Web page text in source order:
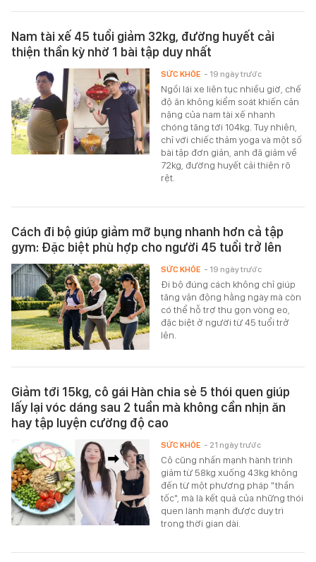
Nam tài xế 45 tuổi giảm 32kg, đường huyết cải
thiện thần kỳ nhờ 1 bài tập duy nhất
Ngồi lái xe liên tục nhiều giờ, chế
độ ăn không kiểm soát khiến cân
nặng của nam tài xế nhanh
chóng tăng tới 104kg. Tuy nhiên,
chỉ với chiếc thảm yoga và một số
bài tập đơn giản, anh đã giảm về
72kg, đường huyết cải thiện rõ
rệt.
SỨC KHỎE - 19 ngày trước
Cách đi bộ giúp giảm mỡ bụng nhanh hơn cả tập
gym: Đặc biệt phù hợp cho người 45 tuổi trở lên
Đi bộ đúng cách không chỉ giúp
tăng vận động hằng ngày mà còn
có thể hỗ trợ thu gọn vòng eo,
đặc biệt ở người từ 45 tuổi trở
lên.
SỨC KHỎE - 19 ngày trước
Giảm tới 15kg, cô gái Hàn chia sẻ 5 thói quen giúp
lấy lại vóc dáng sau 2 tuần mà không cần nhịn ăn
hay tập luyện cường độ cao
Cô cũng nhấn mạnh hành trình
giảm từ 58kg xuống 43kg không
đến từ một phương pháp "thần
tốc", mà là kết quả của những thói
quen lành mạnh được duy trì
trong thời gian dài.
SỨC KHỎE - 21 ngày trước